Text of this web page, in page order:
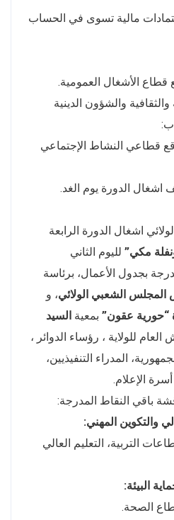
مالية تسوى في الحساب
الأشغال العمومية.
والشؤون الدينية
قطاعي النشاط الإجتماعي
اشغال الدورة يوم الغد.
اشغال الدورة الرابعة
مكي” لليوم الثاني
بجدول الأعمال، برئاسة
المجلس الشعبي الولائي، و
“حورية عقون” بمعية السيد
العام للولاية ، رؤساء الدوائر ،
المدراء التنفيذيين،
الإعلام.
باقي النقاط المدرجة:
والتكوين المهني:
التربية، التعليم العالي
البيئة:
الصحة.